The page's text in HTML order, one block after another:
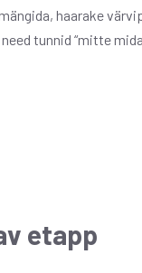
haarake
tunnid “mitte
etapp